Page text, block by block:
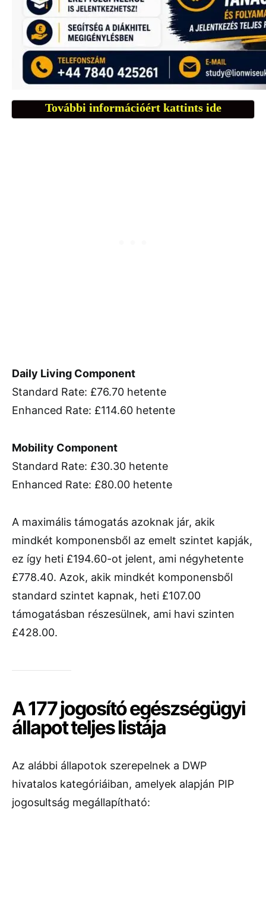
További információért kattints ide
Daily Living Component
Standard Rate: £76.70 hetente
Enhanced Rate: £114.60 hetente
Mobility Component
Standard Rate: £30.30 hetente
Enhanced Rate: £80.00 hetente
A maximális támogatás azoknak jár, akik
mindkét komponensből az emelt szintet kapják,
ez így heti £194.60-ot jelent, ami négyhetente
£778.40. Azok, akik mindkét komponensből
standard szintet kapnak, heti £107.00
támogatásban részesülnek, ami havi szinten
£428.00.
A 177 jogosító egészségügyi
állapot teljes listája
Az alábbi állapotok szerepelnek a DWP
hivatalos kategóriáiban, amelyek alapján PIP
jogosultság megállapítható: